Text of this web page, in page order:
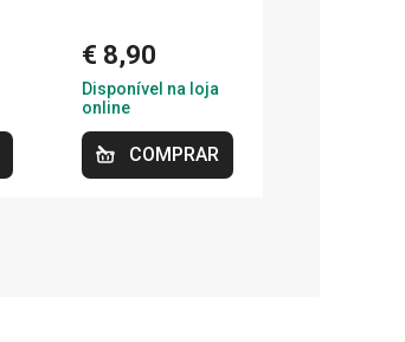
€ 8,90
Disponível na loja
online
COMPRAR